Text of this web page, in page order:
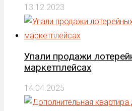
13.12.2023
Упали продажи
маркетплейсах
14.04.2025